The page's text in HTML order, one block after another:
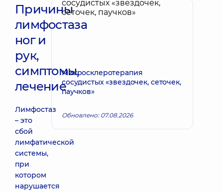
Причины
лимфостаза
ног и
рук,
симптомы,
лечение
Лимфостаз
– это
сбой
лимфатической
системы,
при
котором
нарушается
Микросклеротерапия
сосудистых «звездочек, сеточек,
паучков»
Обновлено: 07.08.2026